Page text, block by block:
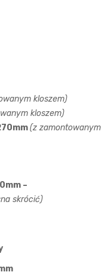
kloszem)
kloszem)
(z zamontowanym
–
skrócić)